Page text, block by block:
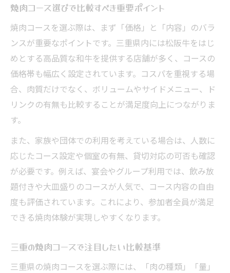
焼肉コース選びで比較すべき重要ポイント
焼肉コースを選ぶ際は、まず「価格」と「内容」のバラ
ンスが重要なポイントです。三重県内には松阪牛をはじ
めとする高品質な和牛を提供する店舗が多く、コースの
価格帯も幅広く設定されています。コスパを重視する場
合、肉質だけでなく、ボリュームやサイドメニュー、ド
リンクの有無も比較することが満足度向上につながりま
す。
また、家族や団体での利用を考えている場合は、人数に
応じたコース設定や個室の有無、貸切対応の可否も確認
が必要です。例えば、宴会やグループ利用では、飲み放
題付きや大皿盛りのコースが人気で、コース内容の自由
度も評価されています。これにより、参加者全員が満足
できる焼肉体験が実現しやすくなります。
三重の焼肉コースで注目したい比較基準
三重県の焼肉コースを選ぶ際には、「肉の種類」「量」